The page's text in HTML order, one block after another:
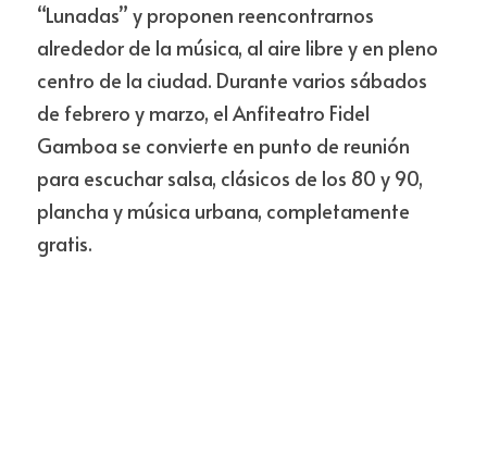
“Lunadas” y proponen reencontrarnos
alrededor de la música, al aire libre y en pleno
centro de la ciudad. Durante varios sábados
de febrero y marzo, el Anfiteatro Fidel
Gamboa se convierte en punto de reunión
para escuchar salsa, clásicos de los 80 y 90,
plancha y música urbana, completamente
gratis.